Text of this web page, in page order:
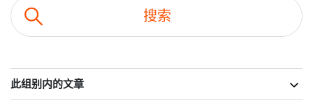
此组别内的文章